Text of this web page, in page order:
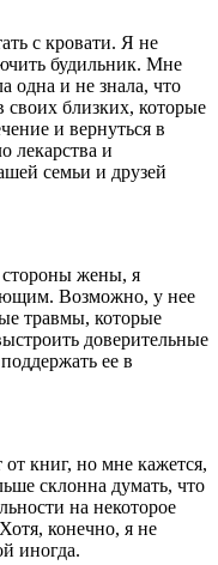
с кровати. Я не
будильник. Мне
одна и не знала, что
своих близких, которые
и вернуться в
лекарства и
семьи и друзей
стороны жены, я
Возможно, у нее
травмы, которые
доверительные
ее в
книг, но мне кажется,
склонна думать, что
на некоторое
конечно, я не
иногда.